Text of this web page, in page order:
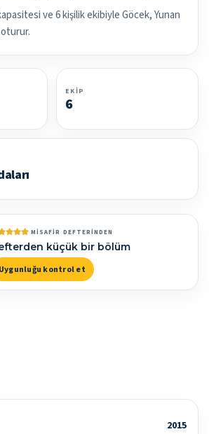
ve 6 kişilik ekibiyle Göcek, Yunan
EKIP
6
MISAFIR DEFTERINDEN
küçük bir bölüm
Uygunluğu kontrol et
2015